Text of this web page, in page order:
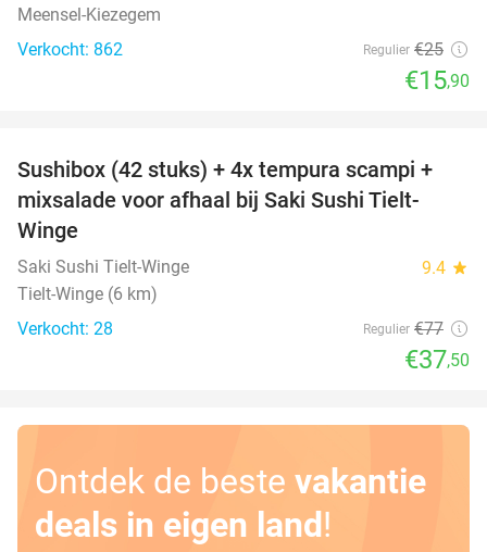
Meensel-Kiezegem
Verkocht: 862
Regulier €25
€15,90
51%
Sushibox (42 stuks) + 4x tempura scampi +
mixsalade voor afhaal bij Saki Sushi Tielt-
Winge
Saki Sushi Tielt-Winge 9.4 star
Tielt-Winge (6 km)
Verkocht: 28
Regulier €77
€37,50
Ontdek de beste vakantie
deals in eigen land!